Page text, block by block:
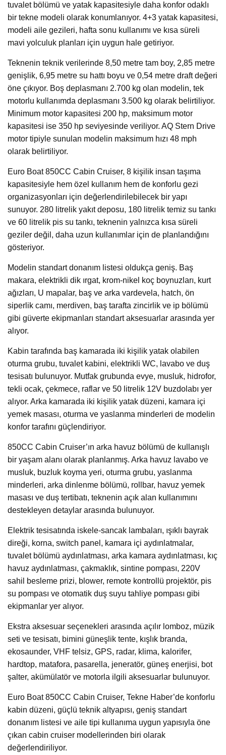
tuvalet bölümü ve yatak kapasitesiyle daha konfor odaklı
bir tekne modeli olarak konumlanıyor. 4+3 yatak kapasitesi,
modeli aile gezileri, hafta sonu kullanımı ve kısa süreli
mavi yolculuk planları için uygun hale getiriyor.
Teknenin teknik verilerinde 8,50 metre tam boy, 2,85 metre
genişlik, 6,95 metre su hattı boyu ve 0,54 metre draft değeri
öne çıkıyor. Boş deplasmanı 2.700 kg olan modelin, tek
motorlu kullanımda deplasmanı 3.500 kg olarak belirtiliyor.
Minimum motor kapasitesi 200 hp, maksimum motor
kapasitesi ise 350 hp seviyesinde veriliyor. AQ Stern Drive
motor tipiyle sunulan modelin maksimum hızı 48 mph
olarak belirtiliyor.
Euro Boat 850CC Cabin Cruiser, 8 kişilik insan taşıma
kapasitesiyle hem özel kullanım hem de konforlu gezi
organizasyonları için değerlendirilebilecek bir yapı
sunuyor. 280 litrelik yakıt deposu, 180 litrelik temiz su tankı
ve 60 litrelik pis su tankı, teknenin yalnızca kısa süreli
geziler değil, daha uzun kullanımlar için de planlandığını
gösteriyor.
Modelin standart donanım listesi oldukça geniş. Baş
makara, elektrikli dik ırgat, krom-nikel koç boynuzları, kurt
ağızları, U mapalar, baş ve arka vardevela, hatch, ön
siperlik camı, merdiven, baş tarafta zincirlik ve ip bölümü
gibi güverte ekipmanları standart aksesuarlar arasında yer
alıyor.
Kabin tarafında baş kamarada iki kişilik yatak olabilen
oturma grubu, tuvalet kabini, elektrikli WC, lavabo ve duş
tesisatı bulunuyor. Mutfak grubunda evye, musluk, hidrofor,
tekli ocak, çekmece, raflar ve 50 litrelik 12V buzdolabı yer
alıyor. Arka kamarada iki kişilik yatak düzeni, kamara içi
yemek masası, oturma ve yaslanma minderleri de modelin
konfor tarafını güçlendiriyor.
850CC Cabin Cruiser’ın arka havuz bölümü de kullanışlı
bir yaşam alanı olarak planlanmış. Arka havuz lavabo ve
musluk, buzluk koyma yeri, oturma grubu, yaslanma
minderleri, arka dinlenme bölümü, rollbar, havuz yemek
masası ve duş tertibatı, teknenin açık alan kullanımını
destekleyen detaylar arasında bulunuyor.
Elektrik tesisatında iskele-sancak lambaları, ışıklı bayrak
direği, korna, switch panel, kamara içi aydınlatmalar,
tuvalet bölümü aydınlatması, arka kamara aydınlatması, kıç
havuz aydınlatması, çakmaklık, sintine pompası, 220V
sahil besleme prizi, blower, remote kontrollü projektör, pis
su pompası ve otomatik duş suyu tahliye pompası gibi
ekipmanlar yer alıyor.
Ekstra aksesuar seçenekleri arasında açılır lomboz, müzik
seti ve tesisatı, bimini güneşlik tente, kışlık branda,
ekosaunder, VHF telsiz, GPS, radar, klima, kalorifer,
hardtop, matafora, pasarella, jeneratör, güneş enerjisi, bot
şalter, akümülatör ve motorla ilgili aksesuarlar bulunuyor.
Euro Boat 850CC Cabin Cruiser, Tekne Haber’de konforlu
kabin düzeni, güçlü teknik altyapısı, geniş standart
donanım listesi ve aile tipi kullanıma uygun yapısıyla öne
çıkan cabin cruiser modellerinden biri olarak
değerlendiriliyor.